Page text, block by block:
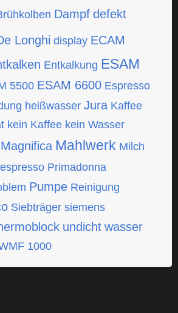
Dampf defekt
Longhi display ECAM
Entkalkung ESAM
5500 ESAM 6600 Espresso
heißwasser Jura Kaffee
kein Kaffee kein Wasser
Magnifica Mahlwerk Milch
Primadonna
Pumpe Reinigung
Siebträger siemens
undicht wasser
1000